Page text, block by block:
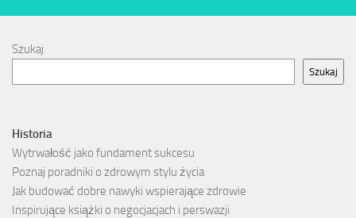
Szukaj
Szukaj
Historia
Wytrwałość jako fundament sukcesu
Poznaj poradniki o zdrowym stylu życia
Jak budować dobre nawyki wspierające zdrowie
Inspirujące książki o negocjacjach i perswazji